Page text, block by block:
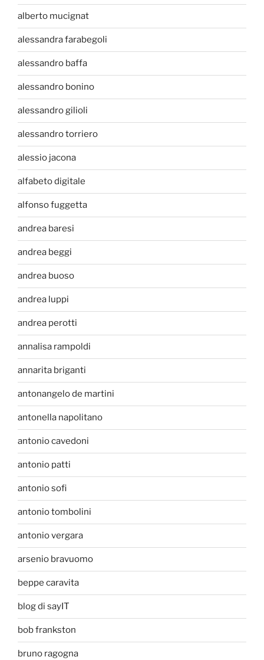
alberto mucignat
alessandra farabegoli
alessandro baffa
alessandro bonino
alessandro gilioli
alessandro torriero
alessio jacona
alfabeto digitale
alfonso fuggetta
andrea baresi
andrea beggi
andrea buoso
andrea luppi
andrea perotti
annalisa rampoldi
annarita briganti
antonangelo de martini
antonella napolitano
antonio cavedoni
antonio patti
antonio sofi
antonio tombolini
antonio vergara
arsenio bravuomo
beppe caravita
blog di sayIT
bob frankston
bruno ragogna